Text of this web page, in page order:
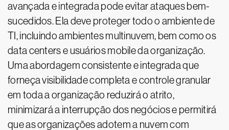
avançada e integrada pode evitar ataques bem-
sucedidos. Ela deve proteger todo o ambiente de
TI, incluindo ambientes multinuvem, bem como os
data centers e usuários mobile da organização.
Uma abordagem consistente e integrada que
forneça visibilidade completa e controle granular
em toda a organização reduzirá o atrito,
minimizará a interrupção dos negócios e permitirá
que as organizações adotem a nuvem com